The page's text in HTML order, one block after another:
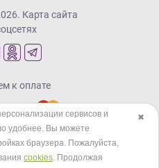
Карта сайта
к оплате
рассрочка
✖
сервисов и
удобнее. Вы можете
браузера. Пожалуйста,
cookies. Продолжая